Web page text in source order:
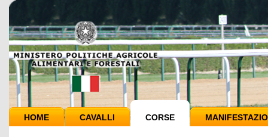
HOME CAVALLI CORSE